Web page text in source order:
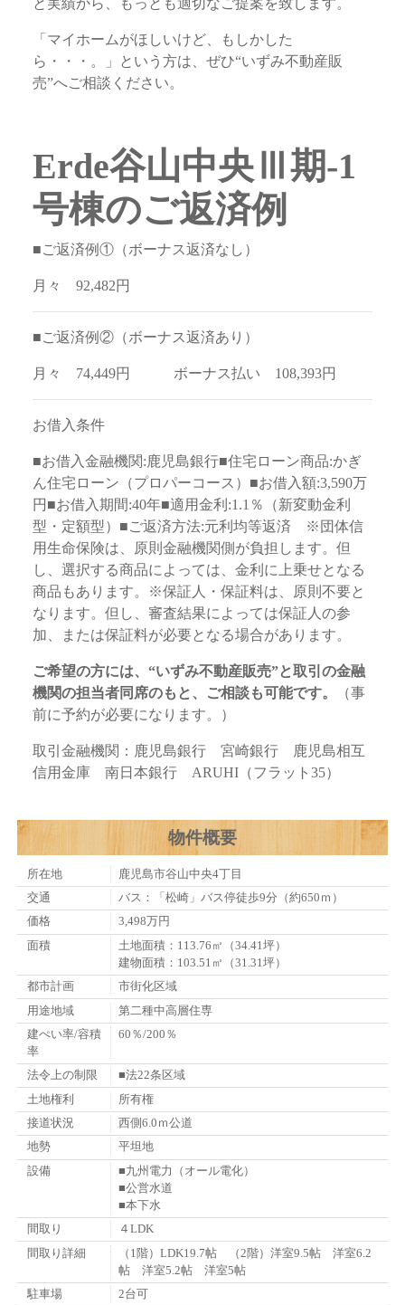
と実績から、もっとも適切なご提案を致します。
「マイホームがほしいけど、もしかした
ら・・・。」という方は、ぜひ“いずみ不動産販
売”へご相談ください。
Erde谷山中央Ⅲ期-1
号棟のご返済例
■ご返済例①（ボーナス返済なし）
月々 92,482円
■ご返済例②（ボーナス返済あり）
月々 74,449円 ボーナス払い 108,393円
お借入条件
■お借入金融機関:鹿児島銀行■住宅ローン商品:かぎ
ん住宅ローン（プロパーコース）■お借入額:3,590万
円■お借入期間:40年■適用金利:1.1％（新変動金利
型・定額型）■ご返済方法:元利均等返済 ※団体信
用生命保険は、原則金融機関側が負担します。但
し、選択する商品によっては、金利に上乗せとなる
商品もあります。※保証人・保証料は、原則不要と
なります。但し、審査結果によっては保証人の参
加、または保証料が必要となる場合があります。
ご希望の方には、“いずみ不動産販売”と取引の金融
機関の担当者同席のもと、ご相談も可能です。
（事
前に予約が必要になります。）
取引金融機関：鹿児島銀行 宮崎銀行 鹿児島相互
信用金庫 南日本銀行 ARUHI（フラット35）
物件概要
所在地
鹿児島市谷山中央4丁目
交通
バス：「松崎」バス停徒歩9分（約650ｍ）
価格
3,498万円
面積
土地面積：113.76㎡（34.41坪）
建物面積：103.51㎡（31.31坪）
都市計画
市街化区域
用途地域
第二種中高層住専
建ぺい率/容積
率
60％/200％
法令上の制限
■法22条区域
土地権利
所有権
接道状況
西側6.0ｍ公道
地勢
平坦地
設備
■九州電力（オール電化）
■公営水道
■本下水
間取り
４LDK
間取り詳細
（1階）LDK19.7帖 （2階）洋室9.5帖 洋室6.2
帖 洋室5.2帖 洋室5帖
駐車場
2台可